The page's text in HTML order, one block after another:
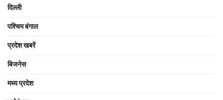
दिल्ली
पश्चिम बंगाल
प्रदेश खबरें
बिजनेस
मध्य प्रदेश